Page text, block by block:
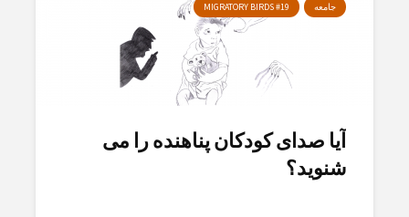
جامعه MIGRATORY BIRDS #19
آیا صدای کودکان پناهندە را می
شنوید؟